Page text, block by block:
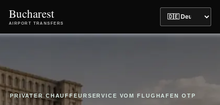
Bucharest
AIRPORT TRANSFERS
PRIVATER CHAUFFEURSERVICE VOM FLUGHAFEN OTP